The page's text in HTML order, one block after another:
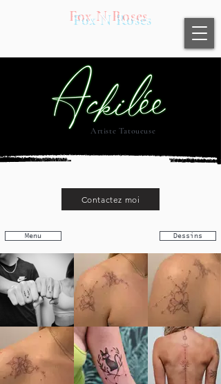
Fox N Roses
Artiste Tatoueuse
Contactez moi
Menu Dessins